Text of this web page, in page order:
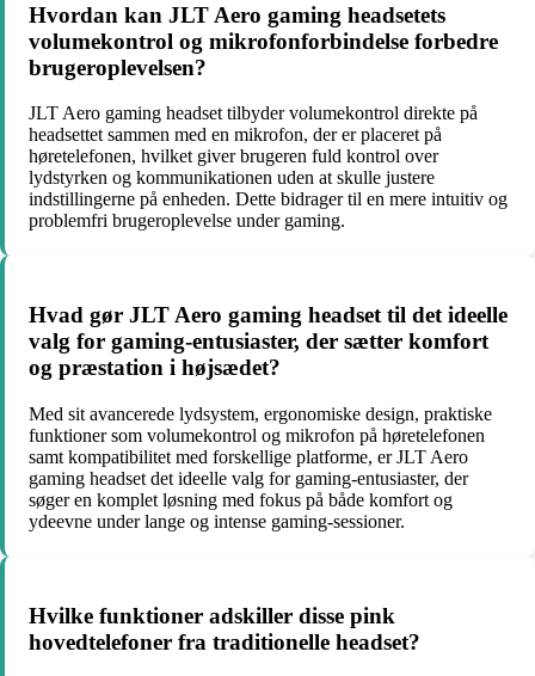
Hvordan kan JLT Aero gaming headsetets
volumekontrol og mikrofonforbindelse forbedre
brugeroplevelsen?
JLT Aero gaming headset tilbyder volumekontrol direkte på
headsettet sammen med en mikrofon, der er placeret på
høretelefonen, hvilket giver brugeren fuld kontrol over
lydstyrken og kommunikationen uden at skulle justere
indstillingerne på enheden. Dette bidrager til en mere intuitiv og
problemfri brugeroplevelse under gaming.
Hvad gør JLT Aero gaming headset til det ideelle
valg for gaming-entusiaster, der sætter komfort
og præstation i højsædet?
Med sit avancerede lydsystem, ergonomiske design, praktiske
funktioner som volumekontrol og mikrofon på høretelefonen
samt kompatibilitet med forskellige platforme, er JLT Aero
gaming headset det ideelle valg for gaming-entusiaster, der
søger en komplet løsning med fokus på både komfort og
ydeevne under lange og intense gaming-sessioner.
Hvilke funktioner adskiller disse pink
hovedtelefoner fra traditionelle headset?